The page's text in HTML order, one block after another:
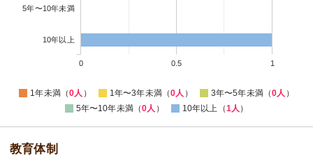
5年〜10年未満
10年以上
0 0.5 1
1年未満（0人 ） 1年〜3年未満（0人 ） 3年〜5年未満（0人 ）
5年〜10年未満（0人 ） 10年以上（1人 ）
教育体制